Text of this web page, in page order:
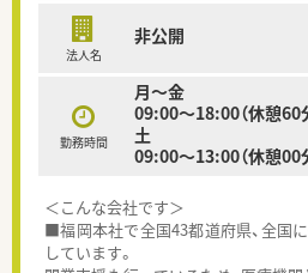
法人名
非公開
勤務時間
月～金
09:00～18:00（休憩60
土
09:00～13:00（休憩00
＜こんな会社です＞
■福岡本社で全国43都道府県、全国
しています。